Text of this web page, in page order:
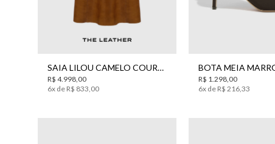
44
SAIA LILOU CAMELO COURO BO.BÔ FEMININA
R$ 4.998,00
6x de R$ 833,00
R$ 1.298,00
6x de R$ 216,33